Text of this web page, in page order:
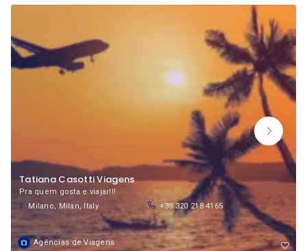
Tatiana Casotti Viagens
Pra quem gosta e viajar!!!
Milano, Milan, Italy
+39 320 218 4165
Agências de Viagens